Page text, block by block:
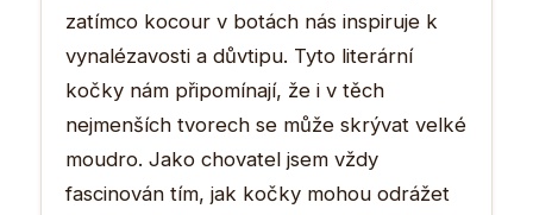
zatímco kocour v botách nás inspiruje k
vynalézavosti a důvtipu. Tyto literární
kočky nám připomínají, že i v těch
nejmenších tvorech se může skrývat velké
moudro. Jako chovatel jsem vždy
fascinován tím, jak kočky mohou odrážet